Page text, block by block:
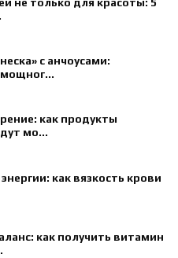
не только для красоты: 5
с анчоусами:
мощног...
как продукты
мо...
как вязкость крови
как получить витамин